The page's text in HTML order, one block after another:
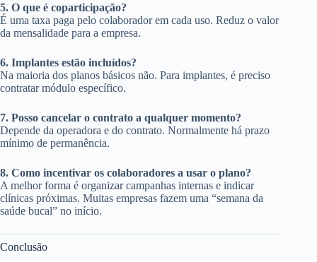
5. O que é coparticipação?
É uma taxa paga pelo colaborador em cada uso. Reduz o valor
da mensalidade para a empresa.
6. Implantes estão incluídos?
Na maioria dos planos básicos não. Para implantes, é preciso
contratar módulo específico.
7. Posso cancelar o contrato a qualquer momento?
Depende da operadora e do contrato. Normalmente há prazo
mínimo de permanência.
8. Como incentivar os colaboradores a usar o plano?
A melhor forma é organizar campanhas internas e indicar
clínicas próximas. Muitas empresas fazem uma “semana da
saúde bucal” no início.
Conclusão